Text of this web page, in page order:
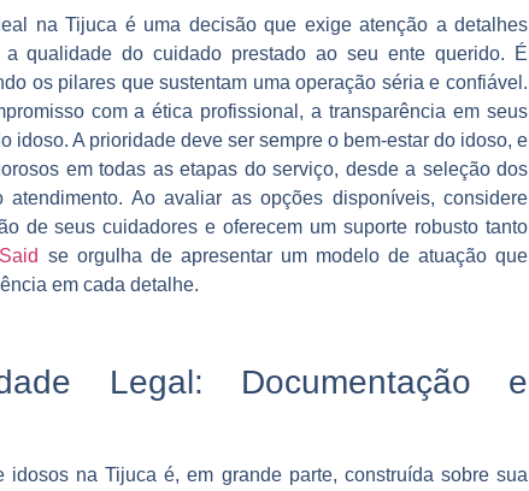
na Tijuca é uma decisão que exige atenção a detalhes
qualidade do cuidado prestado ao seu ente querido. É
os pilares que sustentam uma operação séria e confiável.
com a ética profissional, a transparência em seus
idoso. A prioridade deve ser sempre o bem-estar do idoso, e
em todas as etapas do serviço, desde a seleção dos
Ao avaliar as opções disponíveis, considere
de seus cuidadores e oferecem um suporte robusto tanto
Said se orgulha de apresentar um modelo de atuação que
em cada detalhe.
Legal: Documentação e
na Tijuca é, em grande parte, construída sobre sua